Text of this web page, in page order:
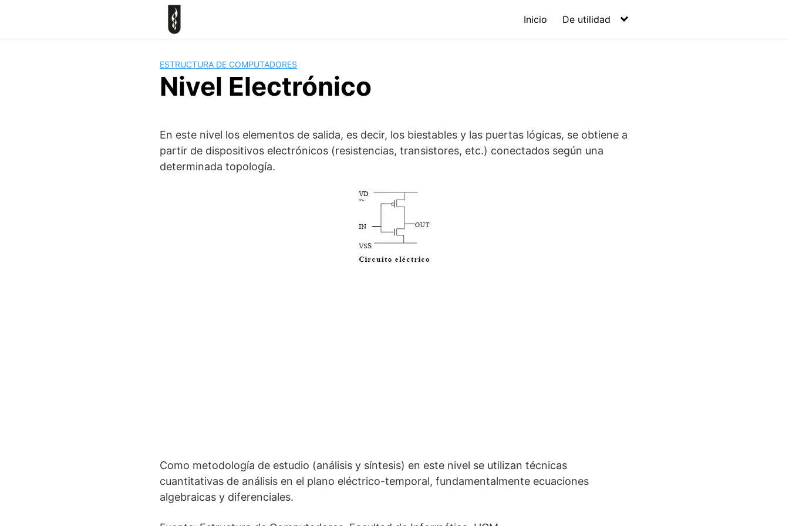
Inicio De utilidad
ESTRUCTURA DE COMPUTADORES
Nivel Electrónico
En este nivel los elementos de salida, es decir, los biestables y las puertas lógicas, se obtiene a
partir de dispositivos electrónicos (resistencias, transistores, etc.) conectados según una
determinada topología.
Como metodología de estudio (análisis y síntesis) en este nivel se utilizan técnicas
cuantitativas de análisis en el plano eléctrico-temporal, fundamentalmente ecuaciones
algebraicas y diferenciales.